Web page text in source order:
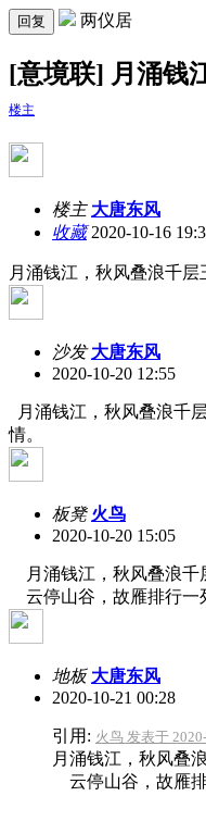
回复 两仪居
[意境联] 月涌钱
楼主
楼主 大唐东风
收藏2020-10-16
月涌钱江，秋风叠浪千层
沙发 大唐东风
2020-10-20 12:55
月涌钱江，秋风叠浪千
情。
板凳 火鸟
2020-10-20 15:05
月涌钱江，秋风叠浪千
云停山谷，故雁排行一
地板 大唐东风
2020-10-21 00:28
引用: 火鸟 发表于
月涌钱江，秋风叠
云停山谷，故雁